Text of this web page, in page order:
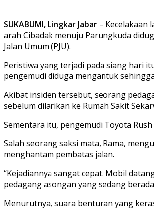
SUKABUMI, Lingkar Jabar – Kecelakaan
arah Cibadak menuju Parungkuda
Jalan Umum (PJU).
Peristiwa yang terjadi pada siang hari
pengemudi diduga mengantuk
Akibat insiden tersebut, seorang
sebelum dilarikan ke Rumah Sakit
Sementara itu, pengemudi Toyota
Salah seorang saksi mata, Rama,
menghantam pembatas jalan.
“Kejadiannya sangat cepat. Mobil
pedagang asongan yang sedang
Menurutnya, suara benturan yang